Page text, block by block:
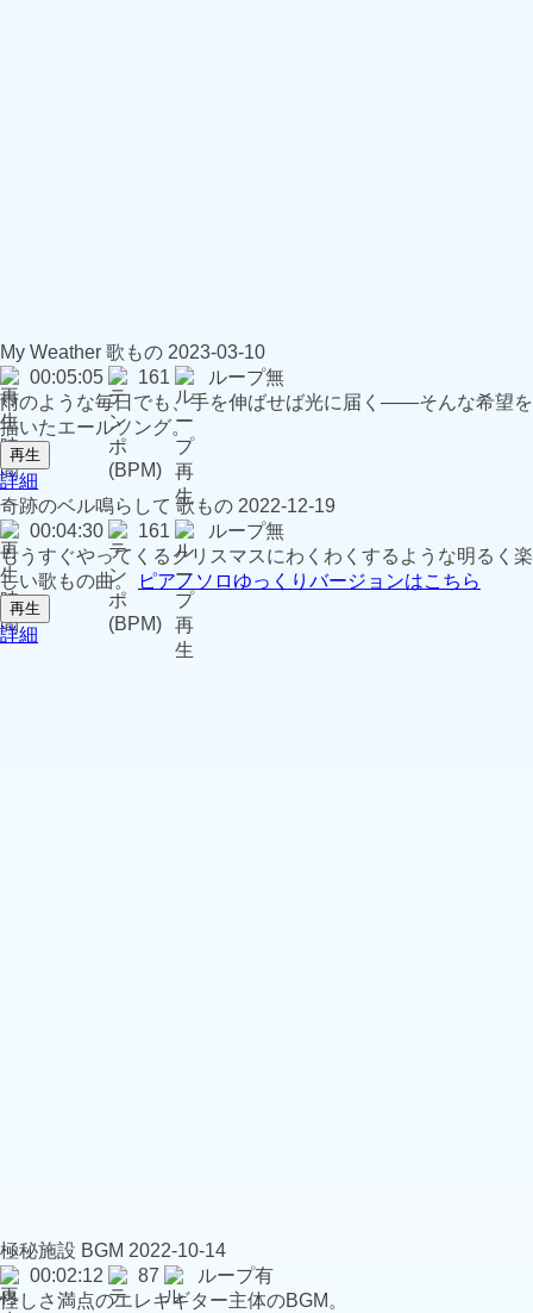
My Weather 歌もの 2023-03-10
00:05:05
161
ループ無
雨のような毎日でも、手を伸ばせば光に届く——そんな希望を
描いたエールソング。
再生
詳細
奇跡のベル鳴らして 歌もの 2022-12-19
00:04:30
161
ループ無
もうすぐやってくるクリスマスにわくわくするような明るく楽
しい歌もの曲。
ピアノソロゆっくりバージョンはこちら
再生
詳細
極秘施設 BGM 2022-10-14
00:02:12
87
ループ有
怪しさ満点のエレキギター主体のBGM。